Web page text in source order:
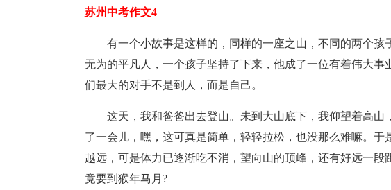
苏州中考作文4
有一个小故事是这样的，同样的一座之山，不同的两个
无为的平凡人，一个孩子坚持了下来，他成了一位有着伟大
们最大的对手不是到人，而是自己。
这天，我和爸爸出去登山。未到大山底下，我仰望着高
了一会儿，嘿，这可真是简单，轻轻拉松，也没那么难嘛。
越远，可是体力已逐渐吃不消，望向山的顶峰，还有好远一
竟要到猴年马月?